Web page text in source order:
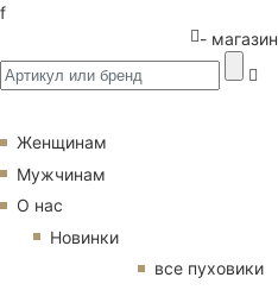
f
-
Женщинам
Мужчинам
О нас
Новинки
все пуховики